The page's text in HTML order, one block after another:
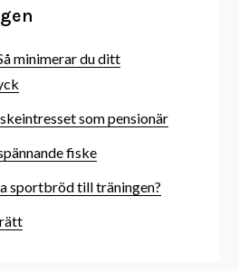
minimerar du ditt
som pensionär
fiske
sportbröd till träningen?